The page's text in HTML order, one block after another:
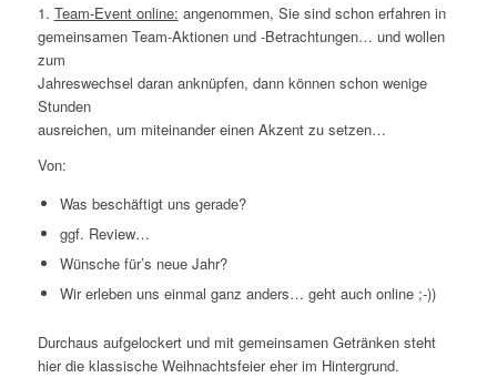
1. Team-Event online: angenommen, Sie sind schon erfahren in
gemeinsamen Team-Aktionen und -Betrachtungen… und wollen
zum
Jahreswechsel daran anknüpfen, dann können schon wenige
Stunden
ausreichen, um miteinander einen Akzent zu setzen…
Von:
Was beschäftigt uns gerade?
ggf. Review…
Wünsche für’s neue Jahr?
Wir erleben uns einmal ganz anders… geht auch online ;-))
Durchaus aufgelockert und mit gemeinsamen Getränken steht
hier die klassische Weihnachtsfeier eher im Hintergrund.